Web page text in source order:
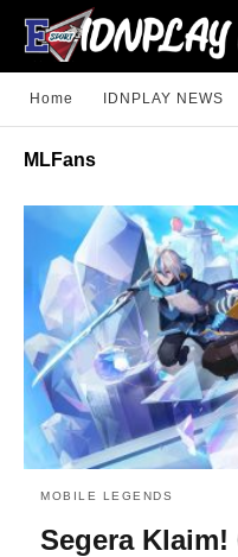
Home IDNPLAY NEWS
MLFans
MOBILE LEGENDS
Segera Klaim!